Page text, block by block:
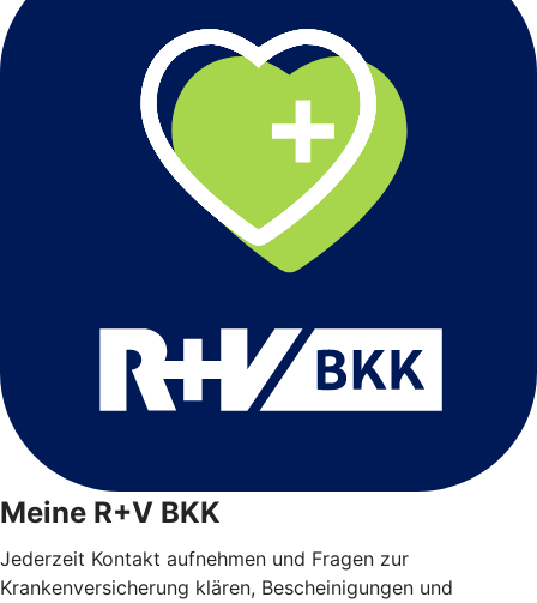
Meine R+V BKK
Jederzeit Kontakt aufnehmen und Fragen zur
Krankenversicherung klären, Bescheinigungen und